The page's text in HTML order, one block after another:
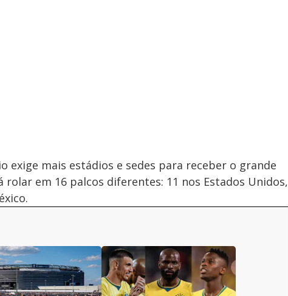
exige mais estádios e sedes para receber o grande
em 16 palcos diferentes: 11 nos Estados Unidos,